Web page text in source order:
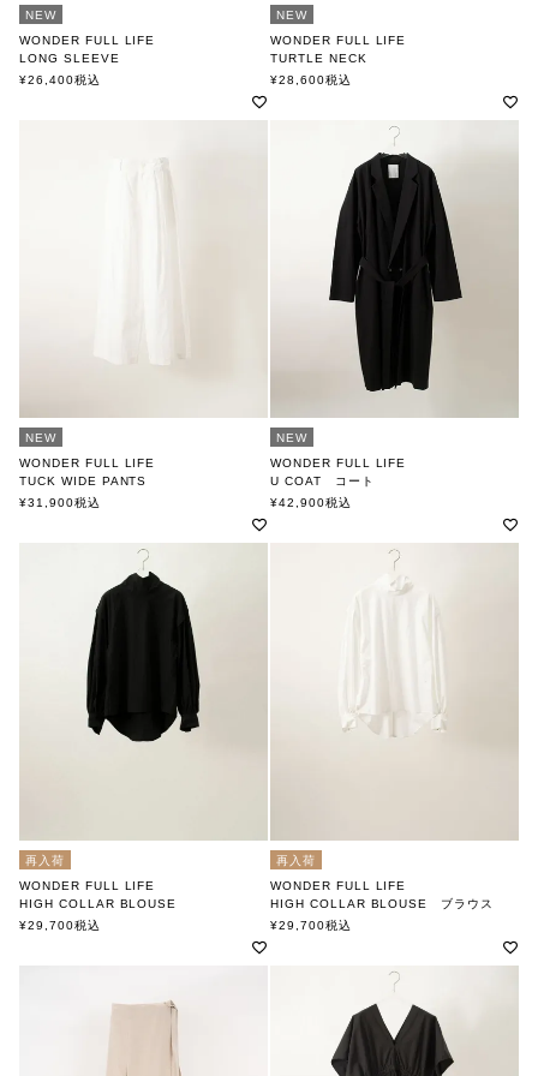
NEW
WONDER FULL LIFE
LONG SLEEVE
ワンダフルライフ
¥26,400税込
NEW
WONDER FULL LIFE
TURTLE NECK
ワンダフルライフ
¥28,600税込
NEW
WONDER FULL LIFE
TUCK WIDE PANTS
ワンダフルライフ
¥31,900税込
NEW
WONDER FULL LIFE
U COAT コート
ワンダフルライフ
¥42,900税込
再入荷
WONDER FULL LIFE
HIGH COLLAR BLOUSE
ワンダフルライフ
¥29,700税込
再入荷
WONDER FULL LIFE
HIGH COLLAR BLOUSE ブラウス
ワンダフルライフ
¥29,700税込